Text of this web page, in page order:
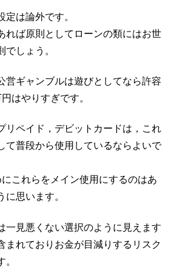
定は論外です。
れば原則としてローンの類にはお世
でしょう。
営ギャンブルは遊びとしてなら許容
はやりすぎです。
リペイド，デビットカードは，これ
て普段から使用しているならよいで
これらをメイン使用にするのはあ
に思います。
一見悪くない選択のように見えます
まれておりお金が目減りするリスク